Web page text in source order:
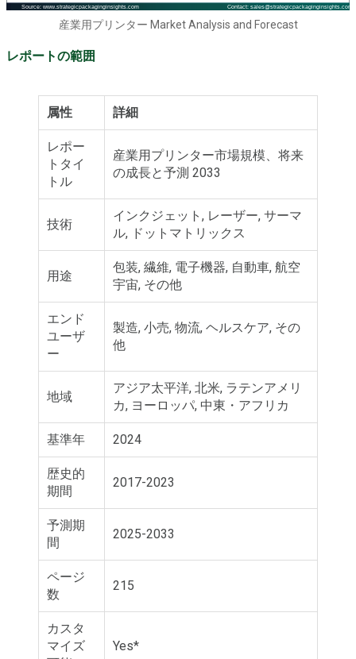
産業用プリンター Market Analysis and Forecast
レポートの範囲
属性 詳細
レポー
トタイ
トル
産業用プリンター市場規模、将来
の成長と予測 2033
技術
インクジェット, レーザー, サーマ
ル, ドットマトリックス
用途
包装, 繊維, 電子機器, 自動車, 航空
宇宙, その他
エンド
ユーザ
ー
製造, 小売, 物流, ヘルスケア, その
他
地域
アジア太平洋, 北米, ラテンアメリ
カ, ヨーロッパ, 中東・アフリカ
基準年 2024
歴史的
期間
2017-2023
予測期
間
2025-2033
ページ
数
215
カスタ
マイズ
Yes*